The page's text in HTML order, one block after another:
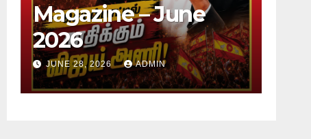
Magazine – May
2026
JUNE 28, 2026 ADMIN